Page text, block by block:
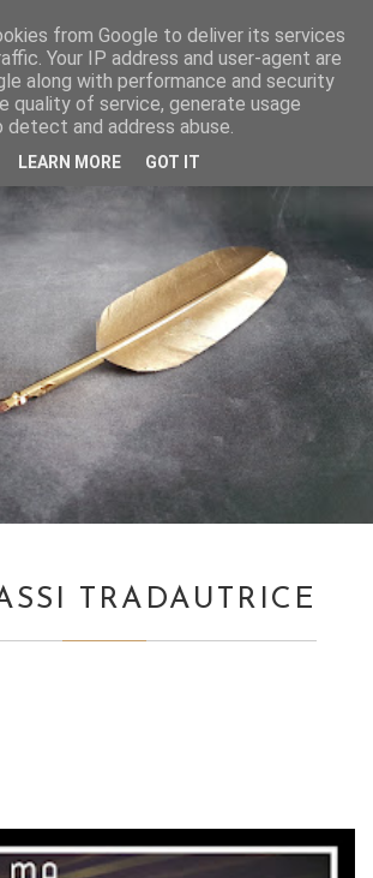
Toggle
TRADAUTRICE
from Google to deliver its services
Your IP address and user-agent are
along with performance and security
quality of service, generate usage
and address abuse.
LEARN MORE GOT IT